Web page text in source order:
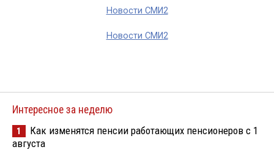
Новости СМИ2
Новости СМИ2
Интересное за неделю
1
Как изменятся пенсии работающих пенсионеров с 1
августа